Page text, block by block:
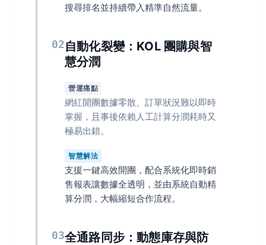
搜尋排名並持續帶入精準自然流量。
02自動化裂變：KOL 團購與智
慧分潤
營運痛點
網紅開團數據零散、訂單狀況難以即時
掌握，且事後依賴人工計算分潤耗時又
極易出錯。
智慧解法
支援一鍵高效開團，配合系統化即時銷
售報表讓數據全透明，並由系統自動精
算分潤，大幅縮短合作流程。
03全通路同步：動態庫存與防